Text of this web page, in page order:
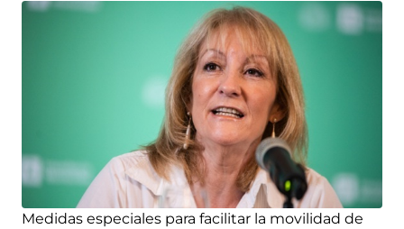
Medidas especiales para facilitar la movilidad de